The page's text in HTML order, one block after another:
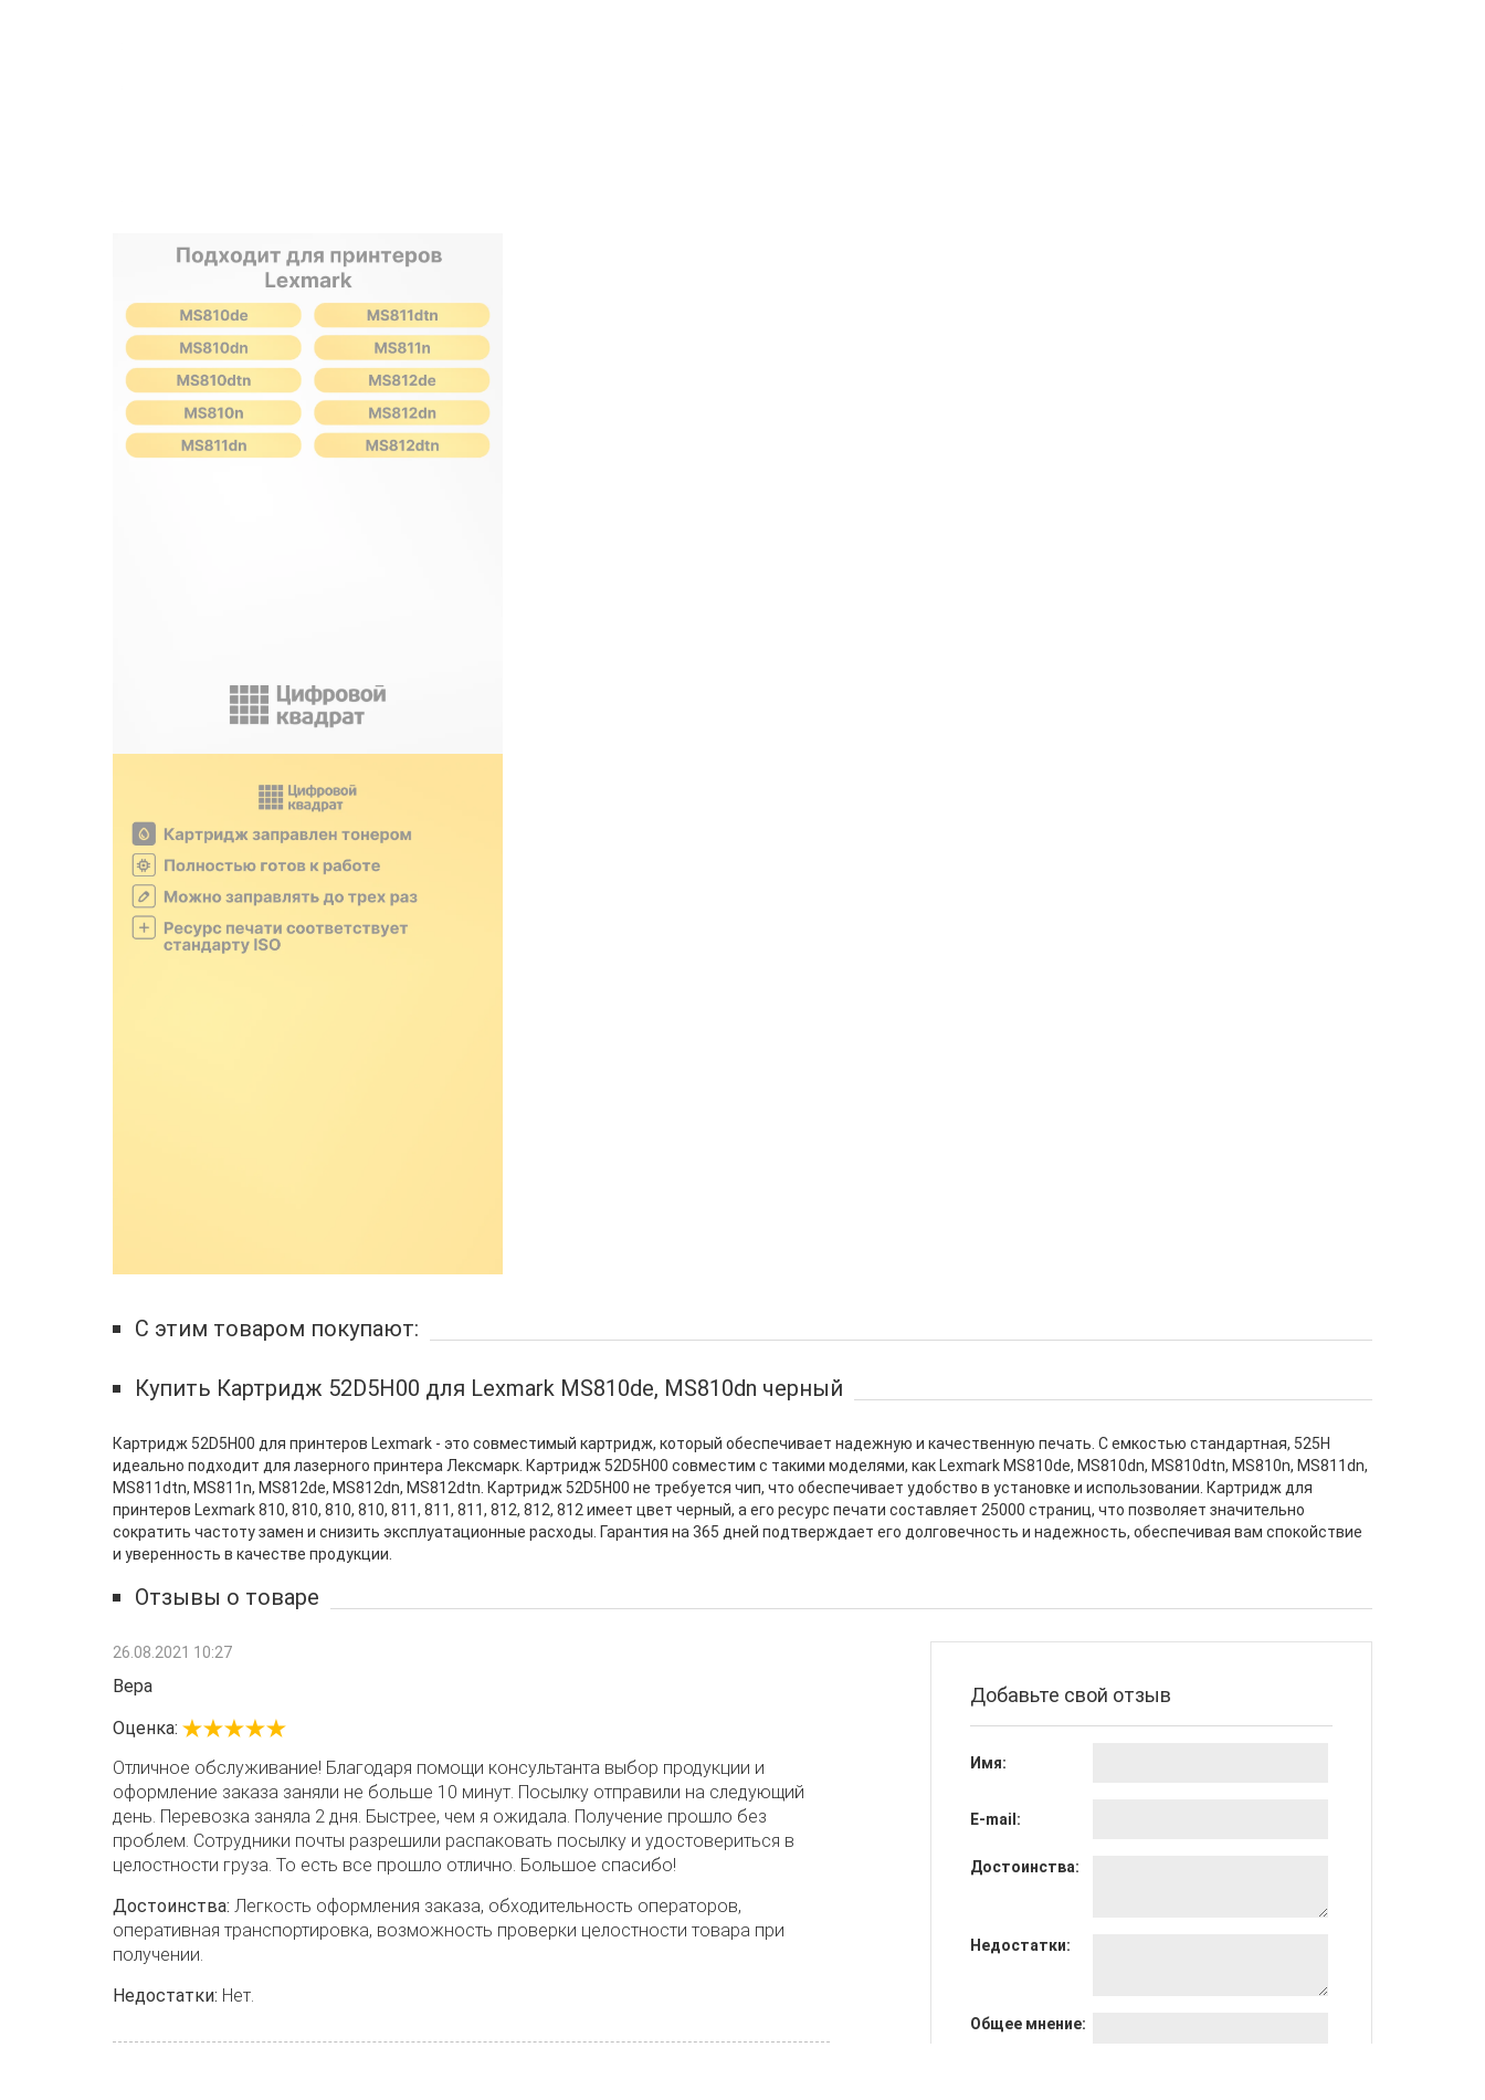
С этим товаром покупают:
Купить Картридж 52D5H00 для Lexmark MS810de, MS810dn черный
Картридж 52D5H00 для принтеров Lexmark - это совместимый картридж, который обеспечивает надежную и качественную печать. С емкостью стандартная, 525H
идеально подходит для лазерного принтера Лексмарк. Картридж 52D5H00 совместим с такими моделями, как Lexmark MS810de, MS810dn, MS810dtn, MS810n, MS811dn,
MS811dtn, MS811n, MS812de, MS812dn, MS812dtn. Картридж 52D5H00 не требуется чип, что обеспечивает удобство в установке и использовании. Картридж для
принтеров Lexmark 810, 810, 810, 810, 811, 811, 811, 812, 812, 812 имеет цвет черный, а его ресурс печати составляет 25000 страниц, что позволяет значительно
сократить частоту замен и снизить эксплуатационные расходы. Гарантия на 365 дней подтверждает его долговечность и надежность, обеспечивая вам спокойствие
и уверенность в качестве продукции.
Отзывы о товаре
26.08.2021 10:27
Вера
Оценка:
Отличное обслуживание! Благодаря помощи консультанта выбор продукции и
оформление заказа заняли не больше 10 минут. Посылку отправили на следующий
день. Перевозка заняла 2 дня. Быстрее, чем я ожидала. Получение прошло без
проблем. Сотрудники почты разрешили распаковать посылку и удостовериться в
целостности груза. То есть все прошло отлично. Большое спасибо!
Достоинства: Легкость оформления заказа, обходительность операторов,
оперативная транспортировка, возможность проверки целостности товара при
получении.
Недостатки: Нет.
Добавьте свой отзыв
Имя:
E-mail:
Достоинства:
Недостатки:
Общее мнение: